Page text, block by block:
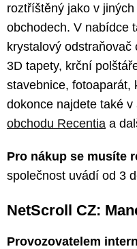
roztříštěný jako v
obchodech. V nabídce
krystalový odstraňovač
3D tapety, krční
stavebnice, fotoaparát,
dokonce najdete také v
obchodu Recentia a
Pro nákup se musíte
společnost uvádí od 3
NetScroll CZ:
Provozovatelem